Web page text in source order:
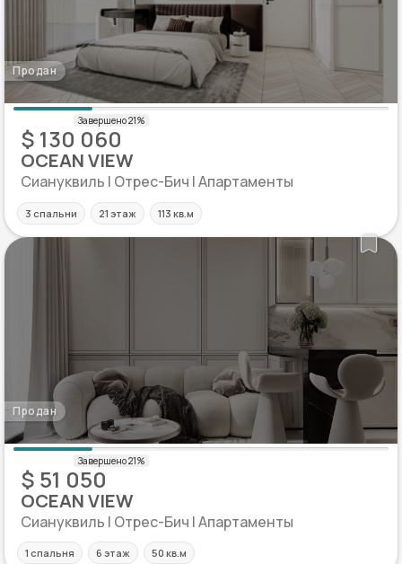
Продан
$ 130 060
OCEAN VIEW
Сиануквиль | Отрес-Бич | Апартаменты
3 спальни 21 этаж 113 кв.м
Продан
$ 51 050
OCEAN VIEW
Сиануквиль | Отрес-Бич | Апартаменты
1 спальня 6 этаж 50 кв.м